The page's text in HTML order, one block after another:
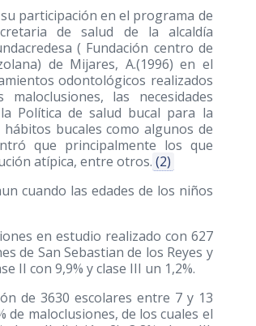
participación en el programa de
de salud de la alcaldía
( Fundación centro de
de Mijares, A.(1996) en el
odontológicos realizados
las necesidades
Política de salud bucal para la
bucales como algunos de
que principalmente los que
atípica, entre otros. (2)
cuando las edades de los niños
en estudio realizado con 627
de San Sebastian de los Reyes y
II con 9,9% y clase III un 1,2%.
de 3630 escolares entre 7 y 13
de maloclusiones, de los cuales el